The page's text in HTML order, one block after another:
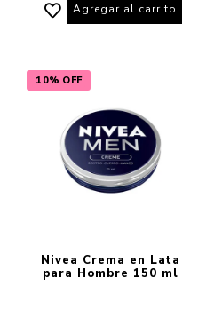
Agregar al carrito
10% OFF
Nivea Crema en Lata
para Hombre 150 ml